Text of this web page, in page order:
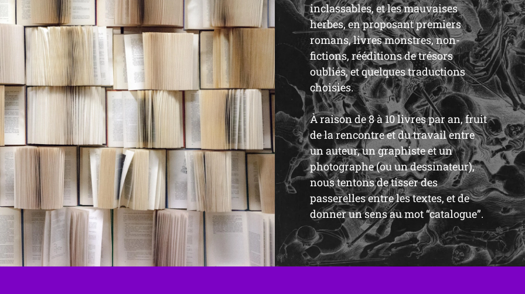
inclassables, et les mauvaises
herbes, en proposant premiers
romans, livres monstres, non-
fictions, rééditions de trésors
oubliés, et quelques traductions
choisies.
À raison de 8 à 10 livres par an, fruit
de la rencontre et du travail entre
un auteur, un graphiste et un
photographe (ou un dessinateur),
nous tentons de tisser des
passerelles entre les textes, et de
donner un sens au mot “catalogue”.